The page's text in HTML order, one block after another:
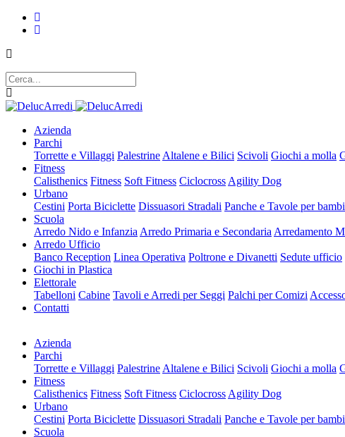
Azienda
Parchi
Torrette e Villaggi Palestrine Altalene e Bilici Scivoli Giochi a molla
Fitness
Calisthenics Fitness Soft Fitness Ciclocross Agility Dog
Urbano
Cestini Porta Biciclette Dissuasori Stradali Panche e Tavole per
Scuola
Arredo Nido e Infanzia Arredo Primaria e Secondaria Arredamento
Arredo Ufficio
Banco Reception Linea Operativa Poltrone e Divanetti Sedute ufficio
Giochi in Plastica
Elettorale
Tabelloni Cabine Tavoli e Arredi per Seggi Palchi per Comizi
Contatti
Azienda
Parchi
Torrette e Villaggi Palestrine Altalene e Bilici Scivoli Giochi a molla
Fitness
Calisthenics Fitness Soft Fitness Ciclocross Agility Dog
Urbano
Cestini Porta Biciclette Dissuasori Stradali Panche e Tavole per
Scuola